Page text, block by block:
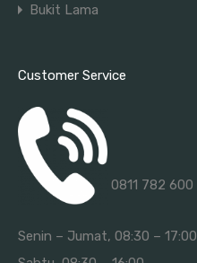
Bukit Lama
Customer Service
0811 782 600
Senin – Jumat, 08:30 – 17:00